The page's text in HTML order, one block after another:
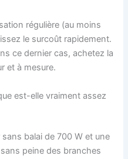
régulière (au moins
le surcoût rapidement.
ce dernier cas, achetez la
et à mesure.
est-elle vraiment assez
balai de 700 W et une
peine des branches